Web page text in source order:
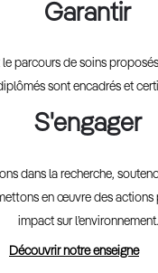
Garantir
le parcours de soins
sont encadrés et
S'engager
dans la recherche,
en œuvre des actions
impact sur l’environnement.
Découvrir notre enseigne